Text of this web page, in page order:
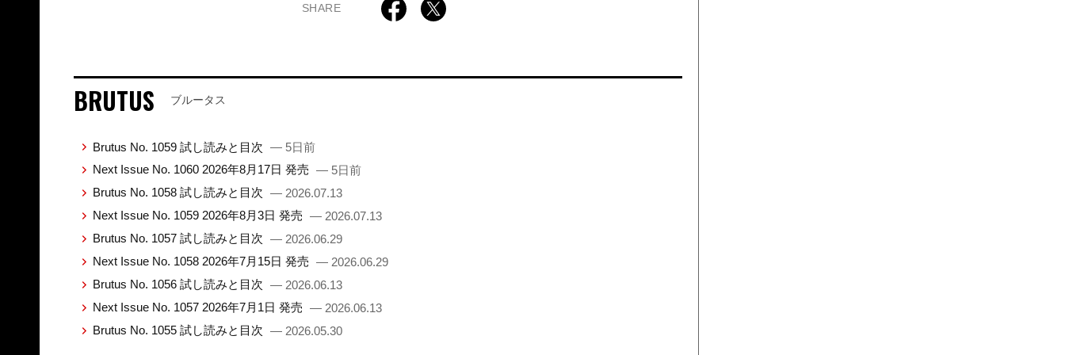
SHARE
BRUTUS ブルータス
Brutus No. 1059 試し読みと目次 — 5日前
Next Issue No. 1060 2026年8月17日 発売 — 5日前
Brutus No. 1058 試し読みと目次 — 2026.07.13
Next Issue No. 1059 2026年8月3日 発売 — 2026.07.13
Brutus No. 1057 試し読みと目次 — 2026.06.29
Next Issue No. 1058 2026年7月15日 発売 — 2026.06.29
Brutus No. 1056 試し読みと目次 — 2026.06.13
Next Issue No. 1057 2026年7月1日 発売 — 2026.06.13
Brutus No. 1055 試し読みと目次 — 2026.05.30